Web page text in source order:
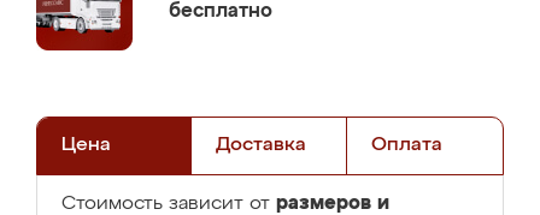
бесплатно
Цена Доставка Оплата
Стоимость зависит от размеров и